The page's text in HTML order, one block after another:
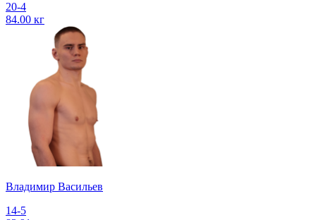
20-4
84.00 кг
Владимир Васильев
14-5